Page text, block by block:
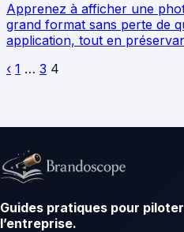
Apprenez à afficher une
grand format sans perte de
application, tout en
‹ 1 … 3 4
Guides pratiques pour
l’entreprise.